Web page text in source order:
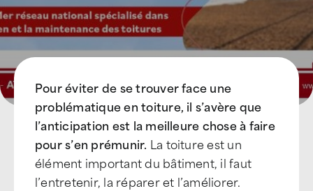
Pour éviter de se trouver face une
problématique en toiture, il s’avère que
l’anticipation est la meilleure chose à faire
pour s’en prémunir. La toiture est un
élément important du bâtiment, il faut
l’entretenir, la réparer et l’améliorer.